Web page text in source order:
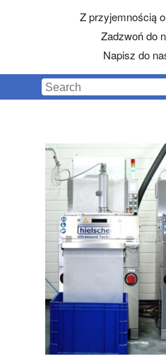
Z przyjemnością
Zadzwoń do
Napisz do